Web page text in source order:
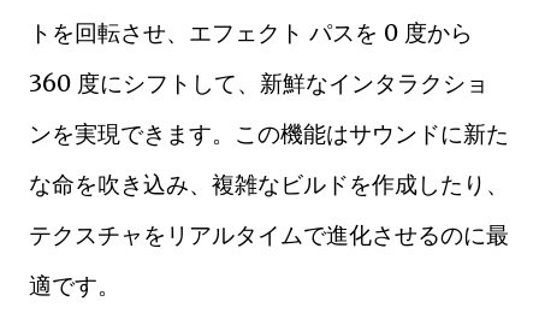
トを回転させ、エフェクト パスを 0 度から
360 度にシフトして、新鮮なインタラクショ
ンを実現できます。この機能はサウンドに新た
な命を吹き込み、複雑なビルドを作成したり、
テクスチャをリアルタイムで進化させるのに最
適です。